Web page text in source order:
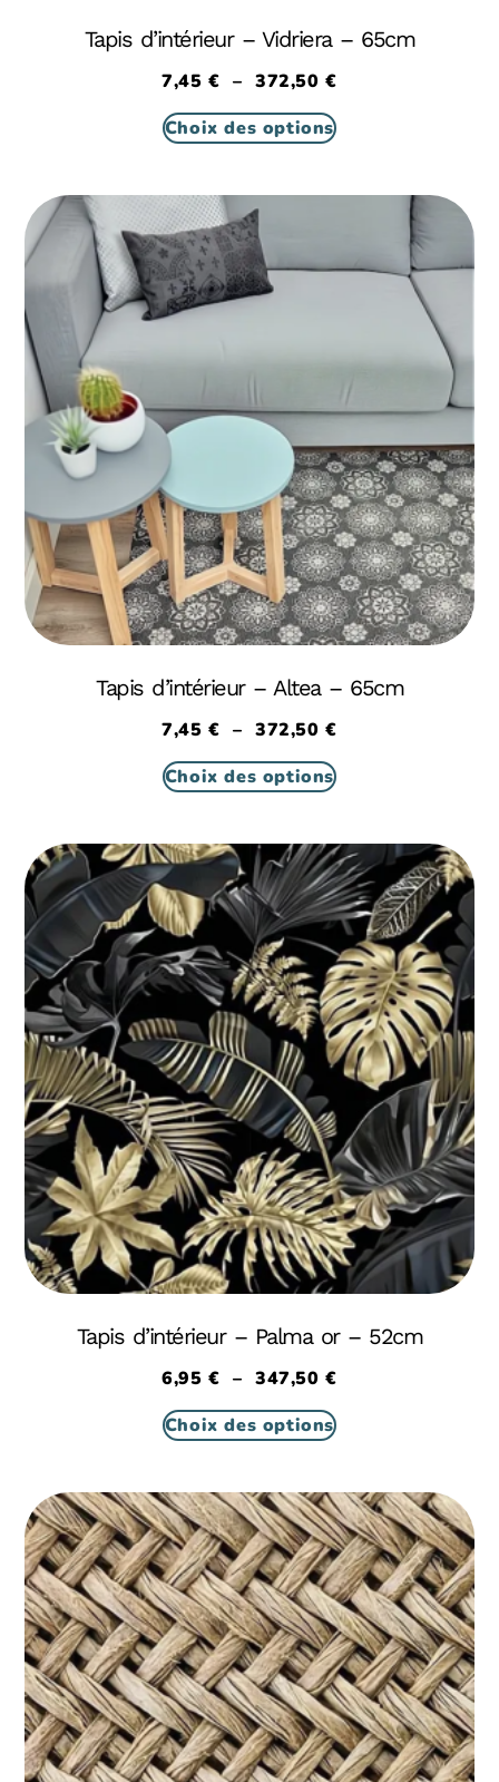
Tapis d’intérieur – Vidriera – 65cm
7,45€ – 372,50€
Choix des options
Tapis d’intérieur – Altea – 65cm
7,45€ – 372,50€
Choix des options
Tapis d’intérieur – Palma or – 52cm
6,95€ – 347,50€
Choix des options